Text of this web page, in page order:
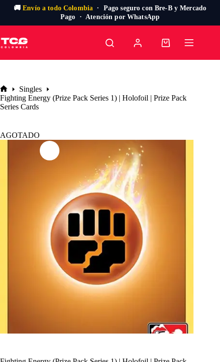
🚚Envío a todo Colombia · Pago seguro con Bre-B y Mercado
Pago · Atención por WhatsApp
al
contenido
Carro
Inicio
Singles
Fighting Energy (Prize Pack Series 1) | Holofoil | Prize Pack
Series Cards
AGOTADO